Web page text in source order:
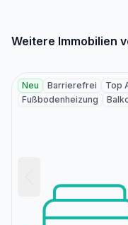
Weitere Immobilien
Neu Barrierefrei Top
Fußbodenheizung